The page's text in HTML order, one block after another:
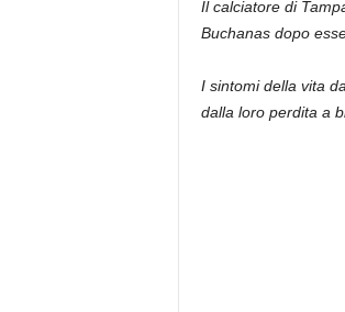
Il calciatore di
Buchanas dopo
I sintomi della vita
dalla loro perdita a